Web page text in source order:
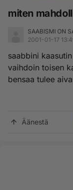
miten
SAABISMI ON
2001-01-17
saabbini
vaihdoin toisen
bensaa tulee
Äänestä